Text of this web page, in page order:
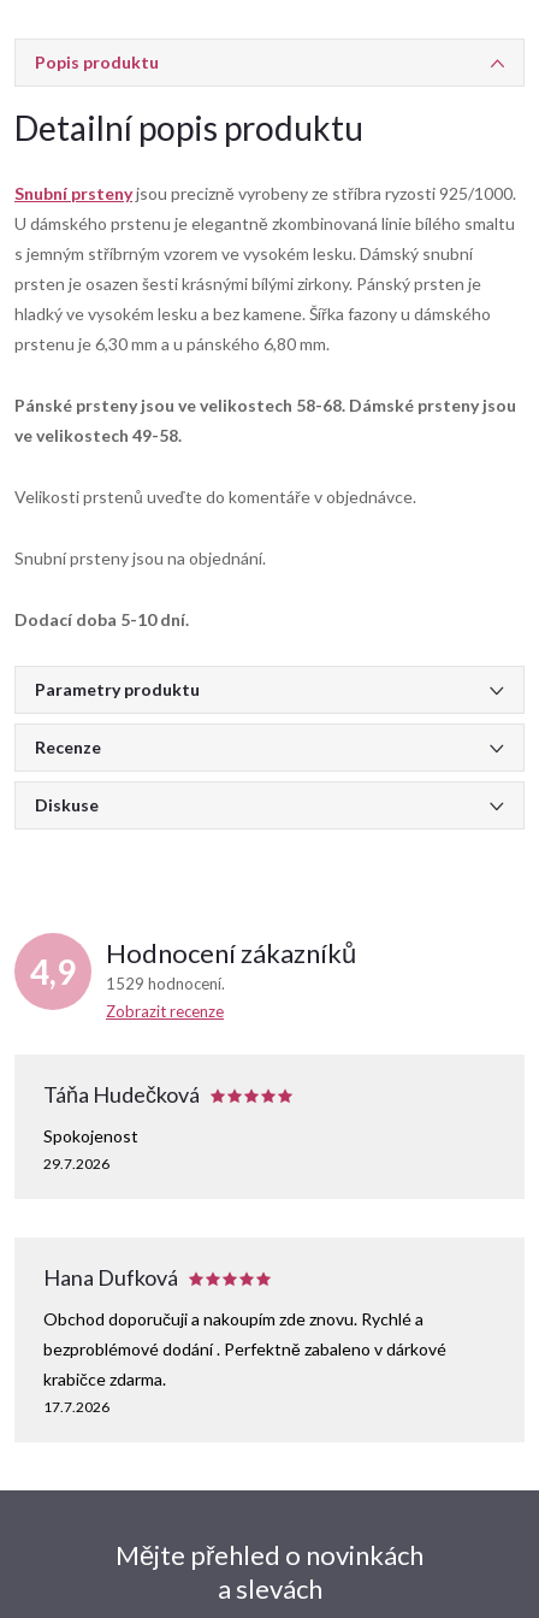
Popis produktu
Detailní popis produktu
Snubní prstenyjsou precizně vyrobeny ze stříbra ryzosti 925/1000.
U dámského prstenu je elegantně zkombinovaná linie bílého smaltu
s jemným stříbrným vzorem ve vysokém lesku. Dámský snubní
prsten je osazen šesti krásnými bílými zirkony. Pánský prsten je
hladký ve vysokém lesku a bez kamene. Šířka fazony u dámského
prstenu je 6,30 mm a u pánského 6,80 mm.
Pánské prsteny jsou ve velikostech 58-68. Dámské prsteny jsou
ve velikostech 49-58.
Velikosti prstenů uveďte do komentáře v objednávce.
Snubní prsteny jsou na objednání.
Dodací doba 5-10 dní.
Parametry produktu
Recenze
Diskuse
4,9 Hodnocení zákazníků
1529 hodnocení
Zobrazit recenze
Táňa Hudečková
29.7.2026
Spokojenost
Hana Dufková
17.7.2026
Obchod doporučuji a nakoupím zde znovu. Rychlé a
bezproblémové dodání . Perfektně zabaleno v dárkové
krabičce zdarma.
Mějte přehled o novinkách
a slevách